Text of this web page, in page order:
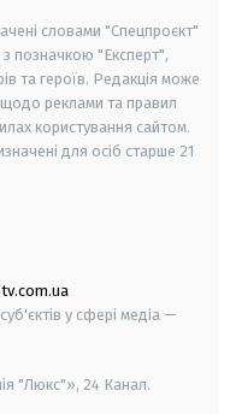
словами "Спецпроєкт"
позначкою "Експерт",
та героїв. Редакція може
щодо реклами та правил
користування сайтом.
для осіб старше 21
у сфері медіа —
"Люкс"», 24 Канал.